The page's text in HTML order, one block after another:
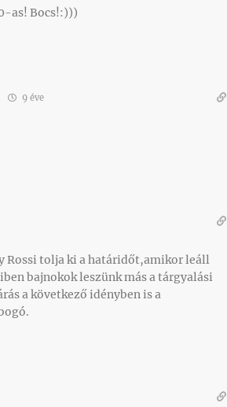
as! Bocs!:)))
9 éve
Rossi tolja ki a határidőt,amikor leáll
bajnokok leszünk más a tárgyalási
a következő idényben is a